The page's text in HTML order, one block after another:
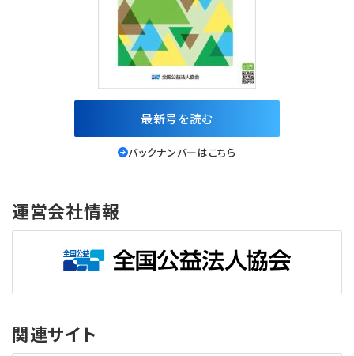
最新号を読む
バックナンバーはこちら
運営会社情報
関連サイト